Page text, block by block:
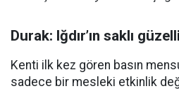
Durak: Iğdır’ın saklı
Kenti ilk kez gören basın
sadece bir mesleki etkinlik